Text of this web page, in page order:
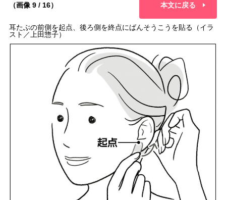
（画像 9 / 16） 本文に戻る
耳たぶの前側を起点、後ろ側を終点にばんそうこうを貼る（イラ
スト／上田惣子）